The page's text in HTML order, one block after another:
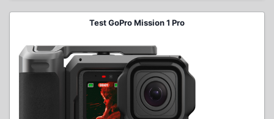
Test GoPro Mission 1 Pro